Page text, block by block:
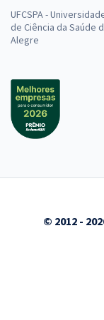
UFCSPA -
de Ciência da Saúde
Alegre
© 2012 -